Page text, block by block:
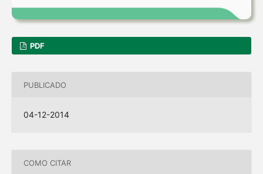
PDF
PUBLICADO
04-12-2014
COMO CITAR